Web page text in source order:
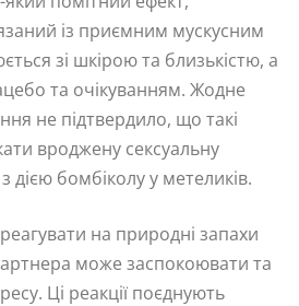
із приємним мускусним
зі шкірою та близькістю, а
та очікуванням. Жодне
не підтвердило, що такі
вроджену сексуальну
дією бомбіколу у метеликів.
на природні запахи
може заспокоювати та
Ці реакції поєднують